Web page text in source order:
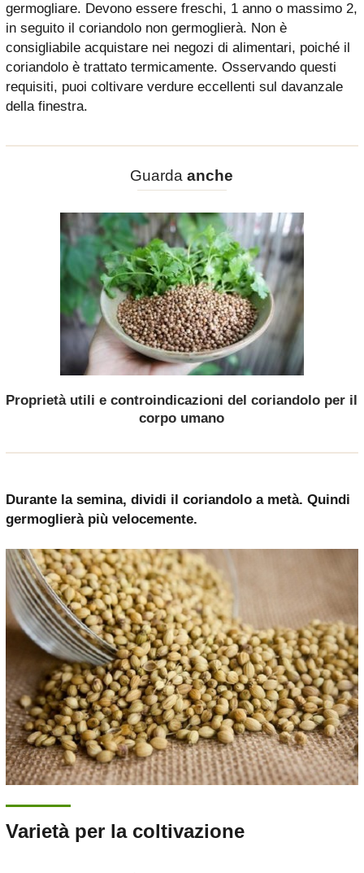
germogliare. Devono essere freschi, 1 anno o massimo 2,
in seguito il coriandolo non germoglierà. Non è
consigliabile acquistare nei negozi di alimentari, poiché il
coriandolo è trattato termicamente. Osservando questi
requisiti, puoi coltivare verdure eccellenti sul davanzale
della finestra.
Guardaanche
Proprietà utili e controindicazioni del coriandolo per il
corpo umano
Durante la semina, dividi il coriandolo a metà. Quindi
germoglierà più velocemente.
Varietà per la coltivazione